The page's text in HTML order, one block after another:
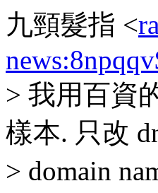
九頸髮指 <
> 我用百資
樣本. 只改
> domain